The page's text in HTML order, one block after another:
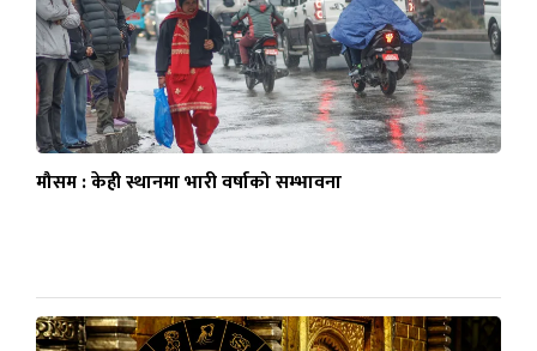
मौसम : केही स्थानमा भारी वर्षाको सम्भावना